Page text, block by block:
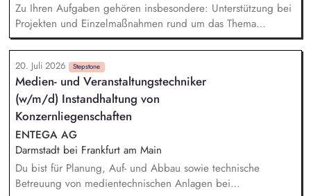
Zu Ihren Aufgaben gehören insbesondere: Unterstützung bei
Projekten und Einzelmaßnahmen rund um das Thema
Nachhaltigkeit, Mitarbeit bei der Umsetzung regulatorischer
Nachhaltigkeitsanforderungen, Unterstützung bei der
Erstellung des Nachhaltigkeitsberichts sowie der Klimabilanz,
Recherche, Aufbereitung und Analyse aktueller
Nachhaltigkeitsthemen, Mitarbeit bei Aufgaben im ESG-
Risikomanagement, insbesondere bei fachlichen
Ausarbeitungen und Analysen, Unterstützung bei der
Erstellung von Präsentationen, Auswertungen und
Entscheidungsunterlagen
20. Juli 2026 Stepstone
Medien- und Veranstaltungstechniker
(w/m/d) Instandhaltung von
Konzernliegenschaften
ENTEGA AG
Darmstadt bei Frankfurt am Main
Du bist für Planung, Auf- und Abbau sowie technische
Betreuung von medientechnischen Anlagen bei